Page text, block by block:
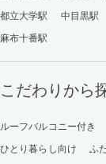
都立大学駅
中目黒駅
麻布十番駅
こだわりから
ルーフバルコニー付き
ひとり暮らし向け
ふ